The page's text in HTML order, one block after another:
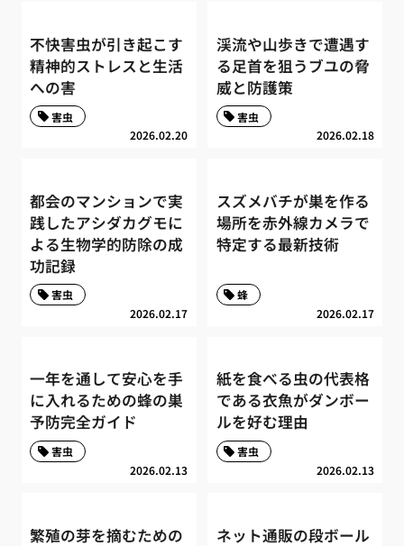
不快害虫が引き起こす
精神的ストレスと生活
への害
2026.02.20
害虫
渓流や山歩きで遭遇す
る足首を狙うブユの脅
威と防護策
2026.02.18
害虫
都会のマンションで実
践したアシダカグモに
よる生物学的防除の成
功記録
2026.02.17
害虫
スズメバチが巣を作る
場所を赤外線カメラで
特定する最新技術
2026.02.17
蜂
一年を通して安心を手
に入れるための蜂の巣
予防完全ガイド
2026.02.13
害虫
紙を食べる虫の代表格
である衣魚がダンボー
ルを好む理由
2026.02.13
害虫
繁殖の芽を摘むための ネット通販の段ボール